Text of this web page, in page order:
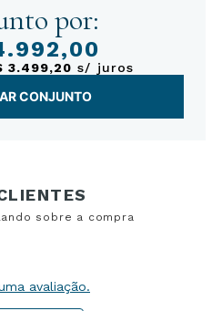
por:
3.499,20 s/ juros
CONJUNTO
avaliação.